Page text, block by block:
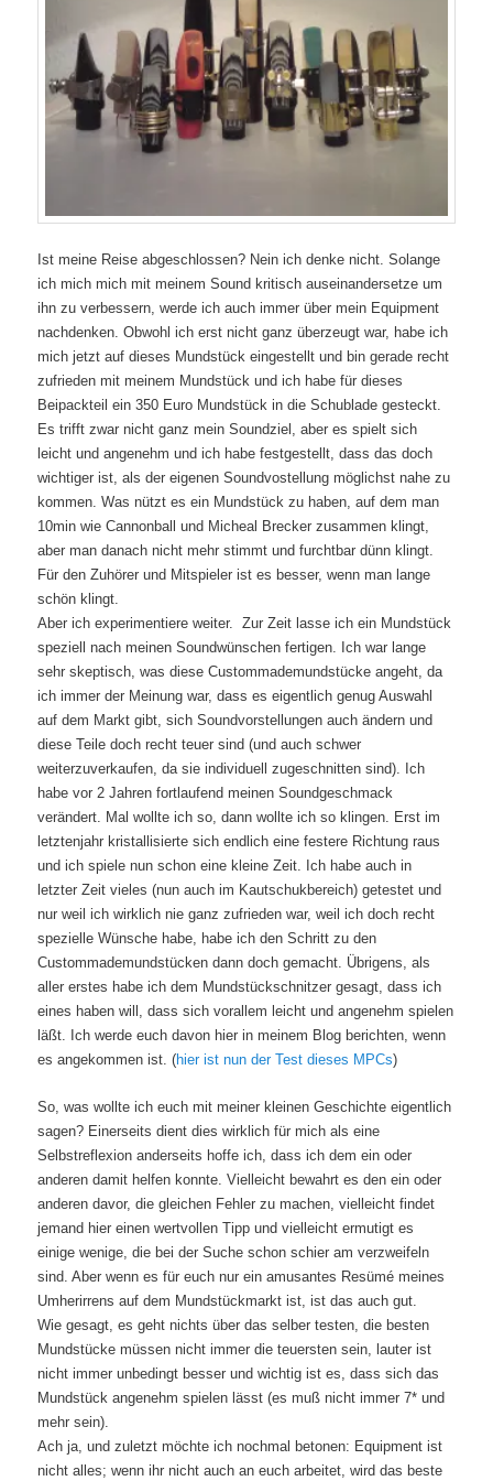
Ist meine Reise abgeschlossen? Nein ich denke nicht. Solange
ich mich mich mit meinem Sound kritisch auseinandersetze um
ihn zu verbessern, werde ich auch immer über mein Equipment
nachdenken. Obwohl ich erst nicht ganz überzeugt war, habe ich
mich jetzt auf dieses Mundstück eingestellt und bin gerade recht
zufrieden mit meinem Mundstück und ich habe für dieses
Beipackteil ein 350 Euro Mundstück in die Schublade gesteckt.
Es trifft zwar nicht ganz mein Soundziel, aber es spielt sich
leicht und angenehm und ich habe festgestellt, dass das doch
wichtiger ist, als der eigenen Soundvostellung möglichst nahe zu
kommen. Was nützt es ein Mundstück zu haben, auf dem man
10min wie Cannonball und Micheal Brecker zusammen klingt,
aber man danach nicht mehr stimmt und furchtbar dünn klingt.
Für den Zuhörer und Mitspieler ist es besser, wenn man lange
schön klingt.
Aber ich experimentiere weiter. Zur Zeit lasse ich ein Mundstück
speziell nach meinen Soundwünschen fertigen. Ich war lange
sehr skeptisch, was diese Custommademundstücke angeht, da
ich immer der Meinung war, dass es eigentlich genug Auswahl
auf dem Markt gibt, sich Soundvorstellungen auch ändern und
diese Teile doch recht teuer sind (und auch schwer
weiterzuverkaufen, da sie individuell zugeschnitten sind). Ich
habe vor 2 Jahren fortlaufend meinen Soundgeschmack
verändert. Mal wollte ich so, dann wollte ich so klingen. Erst im
letztenjahr kristallisierte sich endlich eine festere Richtung raus
und ich spiele nun schon eine kleine Zeit. Ich habe auch in
letzter Zeit vieles (nun auch im Kautschukbereich) getestet und
nur weil ich wirklich nie ganz zufrieden war, weil ich doch recht
spezielle Wünsche habe, habe ich den Schritt zu den
Custommademundstücken dann doch gemacht. Übrigens, als
aller erstes habe ich dem Mundstückschnitzer gesagt, dass ich
eines haben will, dass sich vorallem leicht und angenehm spielen
läßt. Ich werde euch davon hier in meinem Blog berichten, wenn
es angekommen ist. (hier ist nun der Test dieses MPCs)
So, was wollte ich euch mit meiner kleinen Geschichte eigentlich
sagen? Einerseits dient dies wirklich für mich als eine
Selbstreflexion anderseits hoffe ich, dass ich dem ein oder
anderen damit helfen konnte. Vielleicht bewahrt es den ein oder
anderen davor, die gleichen Fehler zu machen, vielleicht findet
jemand hier einen wertvollen Tipp und vielleicht ermutigt es
einige wenige, die bei der Suche schon schier am verzweifeln
sind. Aber wenn es für euch nur ein amusantes Resümé meines
Umherirrens auf dem Mundstückmarkt ist, ist das auch gut.
Wie gesagt, es geht nichts über das selber testen, die besten
Mundstücke müssen nicht immer die teuersten sein, lauter ist
nicht immer unbedingt besser und wichtig ist es, dass sich das
Mundstück angenehm spielen lässt (es muß nicht immer 7* und
mehr sein).
Ach ja, und zuletzt möchte ich nochmal betonen: Equipment ist
nicht alles; wenn ihr nicht auch an euch arbeitet, wird das beste